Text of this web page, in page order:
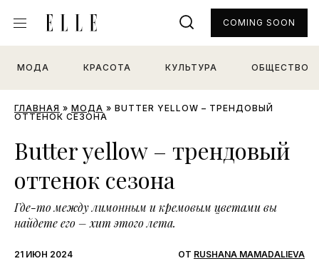
МОДА КРАСОТА КУЛЬТУРА ОБЩЕСТВО
COMING SOON
ГЛАВНАЯ » МОДА » BUTTER YELLOW – ТРЕНДОВЫЙ
ОТТЕНОК СЕЗОНА
Butter yellow – трендовый
оттенок сезона
Где-то между лимонным и кремовым цветами вы
найдете его – хит этого лета.
21 ИЮН 2024 ОТ RUSHANA MAMADALIEVA